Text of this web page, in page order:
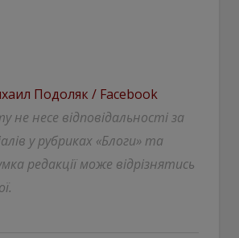
Подоляк / Facebook
не несе відповідальності за
у рубриках «Блоги» та
редакції може відрізнятись